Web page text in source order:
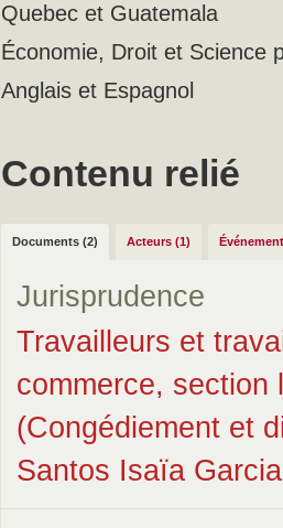
Quebec et Guatemala
Économie, Droit et Science
Anglais et Espagnol
Contenu relié
Documents (2) Acteurs (1)
Jurisprudence
Travailleurs et
commerce, section
(Congédiement et
Santos Isaïa